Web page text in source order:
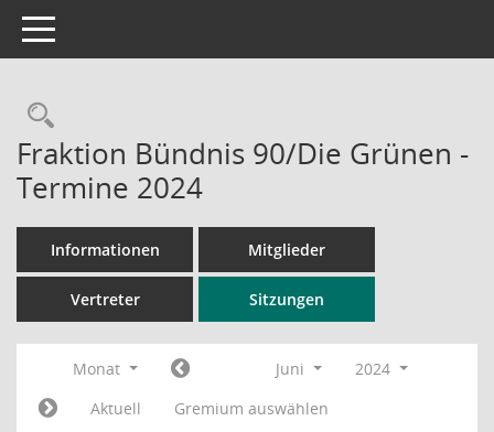
Toggle navigation
Rechercheauswahl
Fraktion Bündnis 90/Die Grünen -
Termine 2024
Informationen Mitglieder
Vertreter Sitzungen
Monat Juni
2024
Aktuell
Gremium auswählen